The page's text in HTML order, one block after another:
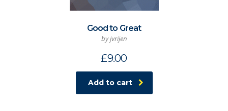
Good to Great
by jvrijen
£9.00
Add to cart